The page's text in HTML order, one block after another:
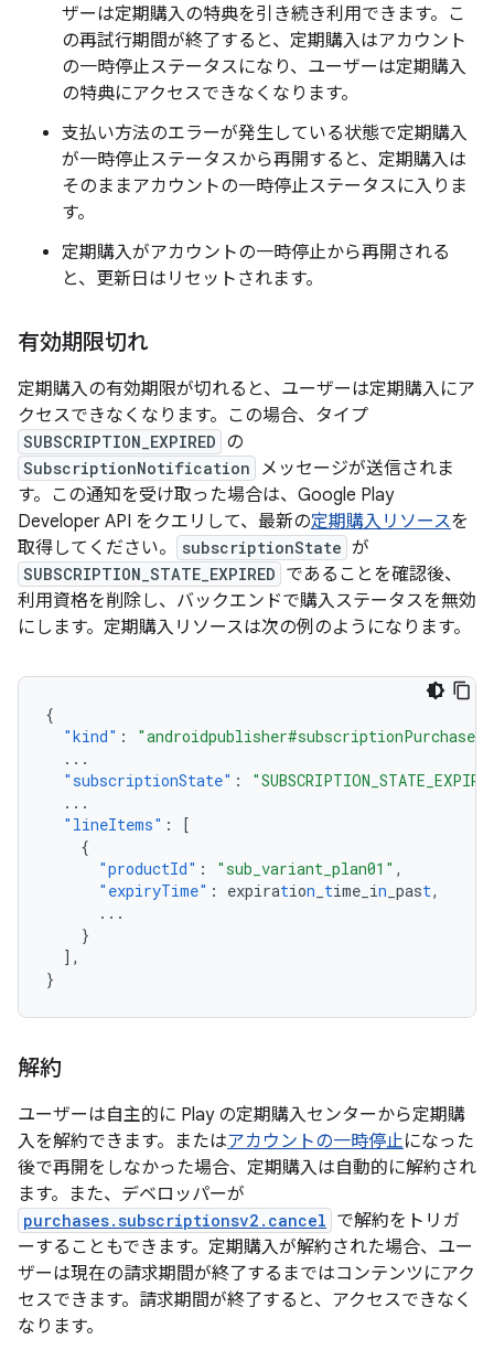
ザーは定期購入の特典を引き続き利用できます。こ
の再試行期間が終了すると、定期購入はアカウント
の一時停止ステータスになり、ユーザーは定期購入
の特典にアクセスできなくなります。
支払い方法のエラーが発生している状態で定期購入
が一時停止ステータスから再開すると、定期購入は
そのままアカウントの一時停止ステータスに入りま
す。
定期購入がアカウントの一時停止から再開される
と、更新日はリセットされます。
有効期限切れ
定期購入の有効期限が切れると、ユーザーは定期購入にア
クセスできなくなります。この場合、タイプ
SUBSCRIPTION_EXPIRED の
SubscriptionNotification
メッセージが送信されま
す。この通知を受け取った場合は、Google Play
Developer API をクエリして、最新の定期購入リソースを
取得してください。
subscriptionState が
SUBSCRIPTION_STATE_EXPIRED であることを確認後、
利用資格を削除し、バックエンドで購入ステータスを無効
にします。定期購入リソースは次の例のようになります。
{
"kind" :
...
"subscriptionState" :
...
"lineItems" :
[
{
"productId" : "sub_variant_plan01" ,
"expiryTime" : expiration time_in _past,
...
}
],
}
解約
ユーザーは自主的に Play の定期購入センターから定期購
入を解約できます。またはアカウントの一時停止になった
後で再開をしなかった場合、定期購入は自動的に解約され
ます。また、デベロッパーが
purchases.subscriptionsv2.cancel で解約をトリガ
ーすることもできます。定期購入が解約された場合、ユー
ザーは現在の請求期間が終了するまではコンテンツにアク
セスできます。請求期間が終了すると、アクセスできなく
なります。